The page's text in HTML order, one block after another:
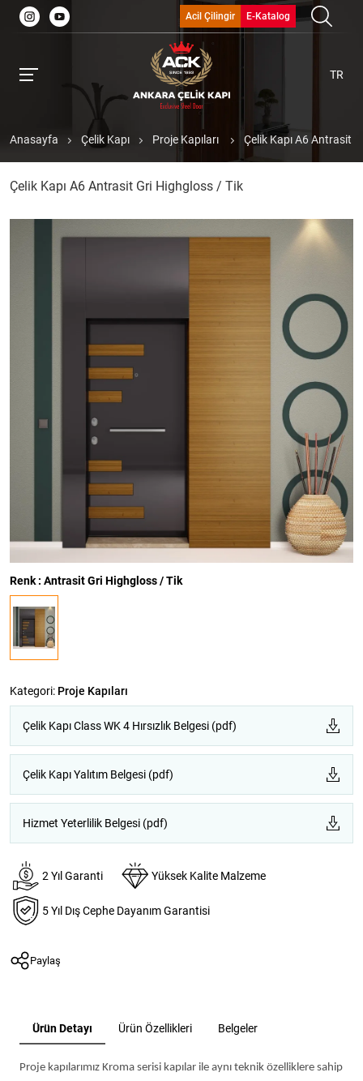
Acil Çilingir E-Katalog
TR
Anasayfa Çelik Kapı Proje Kapıları Çelik Kapı A6 Antrasit
Çelik Kapı A6 Antrasit Gri Highgloss / Tik
Renk : Antrasit Gri Highgloss / Tik
Kategori: Proje Kapıları
Çelik Kapı Class WK 4 Hırsızlık Belgesi (pdf)
Çelik Kapı Yalıtım Belgesi (pdf)
Hizmet Yeterlilik Belgesi (pdf)
2 Yıl Garanti Yüksek Kalite Malzeme
5 Yıl Dış Cephe Dayanım Garantisi
Paylaş
Ürün Detayı Ürün Özellikleri Belgeler
Proje kapılarımız Kroma serisi kapılar ile aynı teknik özelliklere sahip